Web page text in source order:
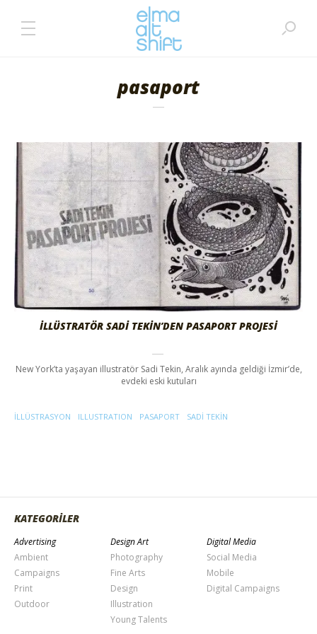
pasaport
İLLÜSTRATÖR SADI TEKIN’DEN PASAPORT PROJESI
New York’ta yaşayan illustratör Sadi Tekin, Aralık ayında geldiği İzmir’de,
evdeki eski kutuları
ILLÜSTRASYON ILLUSTRATION PASAPORT SADI TEKIN
KATEGORİLER
Advertising
Ambient
Campaigns
Print
Outdoor
Design Art
Photography
Fine Arts
Design
Illustration
Young Talents
Digital Media
Social Media
Mobile
Digital Campaigns